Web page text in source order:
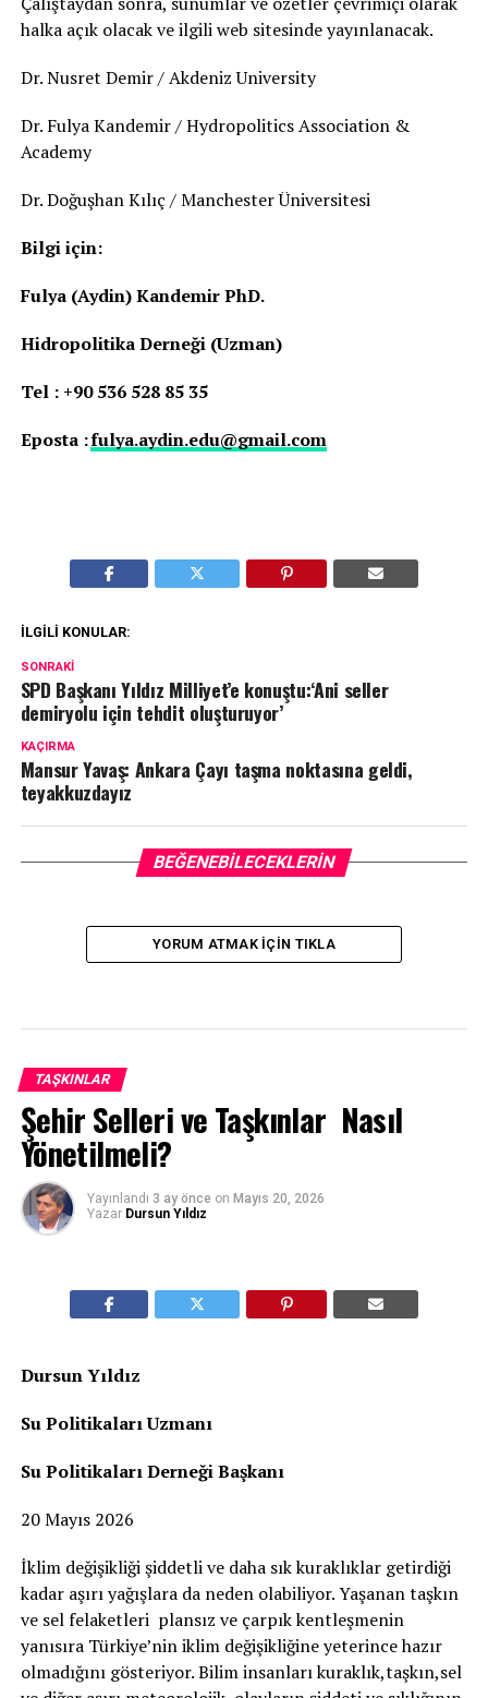
halka açık olacak ve ilgili web sitesinde yayınlanacak.
Dr. Nusret Demir / Akdeniz University
Dr. Fulya Kandemir / Hydropolitics Association &
Academy
Dr. Doğuşhan Kılıç / Manchester Üniversitesi
Bilgi için:
Fulya (Aydin) Kandemir PhD.
Hidropolitika Derneği (Uzman)
Tel : +90 536 528 85 35
Eposta :fulya.aydin.edu@gmail.com
İLGILI KONULAR:
SONRAKI
SPD Başkanı Yıldız Milliyet’e konuştu:‘Ani seller
demiryolu için tehdit oluşturuyor’
KAÇIRMA
Mansur Yavaş: Ankara Çayı taşma noktasına geldi,
teyakkuzdayız
BEĞENEBILECEKLERIN
YORUM ATMAK IÇIN TIKLA
TAŞKINLAR
Şehir Selleri ve Taşkınlar Nasıl
Yönetilmeli?
Yayınlandı 3 ay önce on Mayıs 20, 2026
Yazar Dursun Yıldız
Dursun Yıldız
Su Politikaları Uzmanı
Su Politikaları Derneği Başkanı
20 Mayıs 2026
İklim değişikliği şiddetli ve daha sık kuraklıklar getirdiği
kadar aşırı yağışlara da neden olabiliyor. Yaşanan taşkın
ve sel felaketleri plansız ve çarpık kentleşmenin
yanısıra Türkiye’nin iklim değişikliğine yeterince hazır
olmadığını gösteriyor. Bilim insanları kuraklık,taşkın,sel